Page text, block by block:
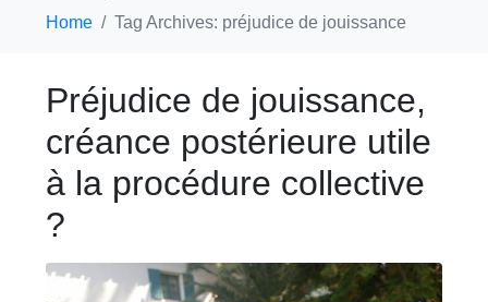
Home Tag Archives: préjudice de jouissance
Préjudice de jouissance,
créance postérieure utile
à la procédure collective
?